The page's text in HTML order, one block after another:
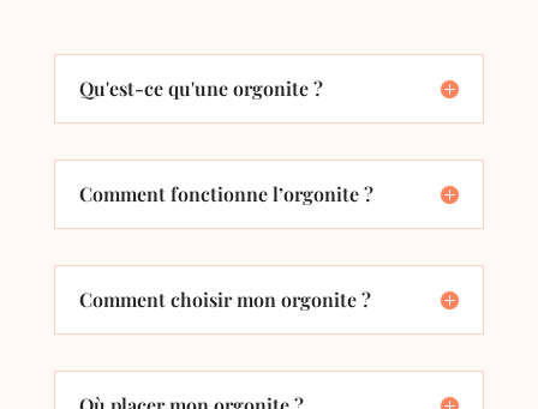
Qu'est-ce qu'une orgonite ?
Comment fonctionne l’orgonite ?
Comment choisir mon orgonite ?